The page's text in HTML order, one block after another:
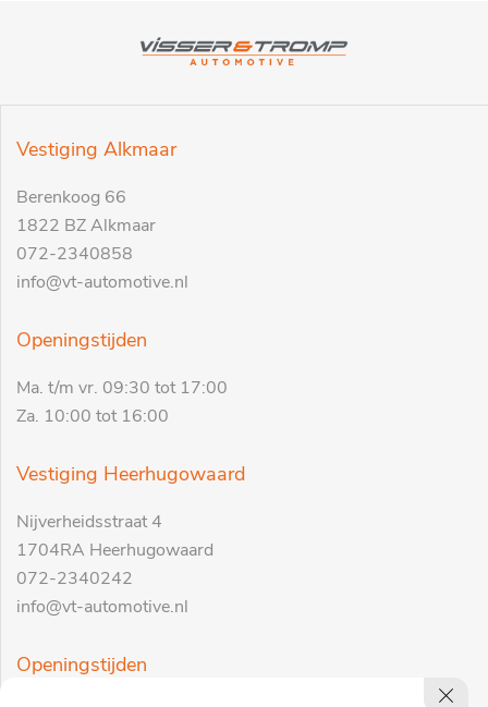
Vestiging Alkmaar
Berenkoog 66
1822 BZ Alkmaar
072-2340858
info@vt-automotive.nl
Openingstijden
Ma. t/m vr. 09:30 tot 17:00
Za. 10:00 tot 16:00
Vestiging Heerhugowaard
Nijverheidsstraat 4
1704RA Heerhugowaard
072-2340242
info@vt-automotive.nl
Openingstijden